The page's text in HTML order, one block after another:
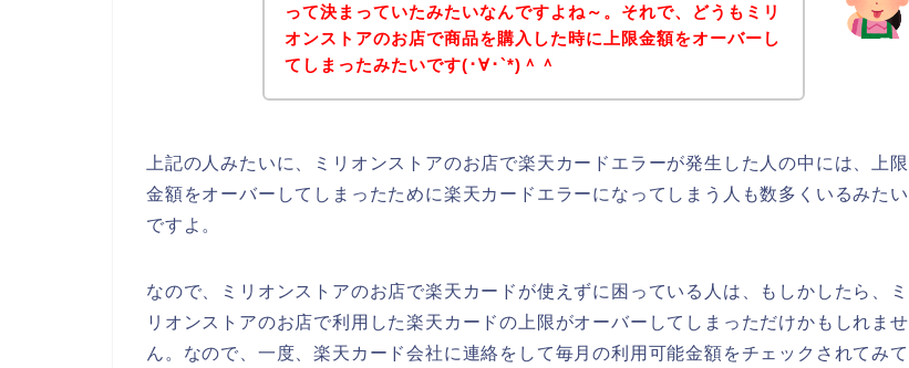
って決まっていたみたいなんですよね～。それで、どうもミリ
オンストアのお店で商品を購入した時に上限金額をオーバーし
てしまったみたいです(･∀･`*)＾＾
上記の人みたいに、ミリオンストアのお店で楽天カードエラーが発生した人の中には、上限
金額をオーバーしてしまったために楽天カードエラーになってしまう人も数多くいるみたい
ですよ。
なので、ミリオンストアのお店で楽天カードが使えずに困っている人は、もしかしたら、ミ
リオンストアのお店で利用した楽天カードの上限がオーバーしてしまっただけかもしれませ
ん。なので、一度、楽天カード会社に連絡をして毎月の利用可能金額をチェックされてみて